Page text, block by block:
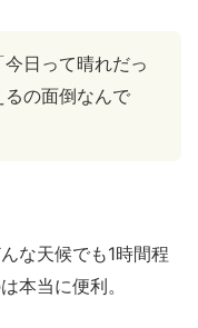
日って晴れだっ
の面倒なんで
な天候でも1時間程
本当に便利。